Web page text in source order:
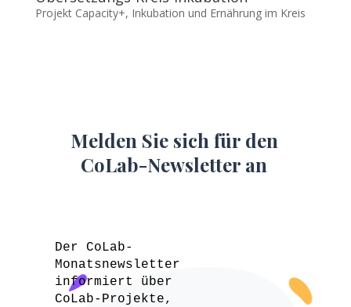
Projekt Capacity+, Inkubation und Ernährung im Kreis
Melden Sie sich für den
CoLab-Newsletter an
Der CoLab-
Monatsnewsletter
informiert über
CoLab-Projekte,